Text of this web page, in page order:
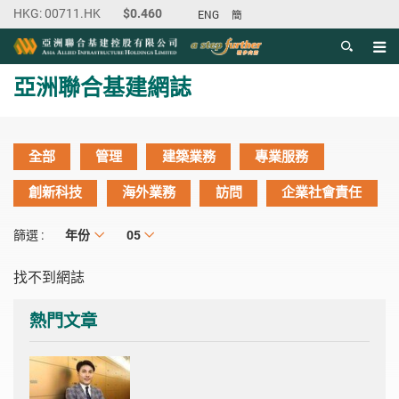
ENG 簡
目錄
主内容開始
亞洲聯合基建網誌
全部 管理 建築業務
專業服務
創新科技
海外業務 訪問 企業社會責任
篩選 : 年份
年份 月份
05
找不到網誌
熱門文章